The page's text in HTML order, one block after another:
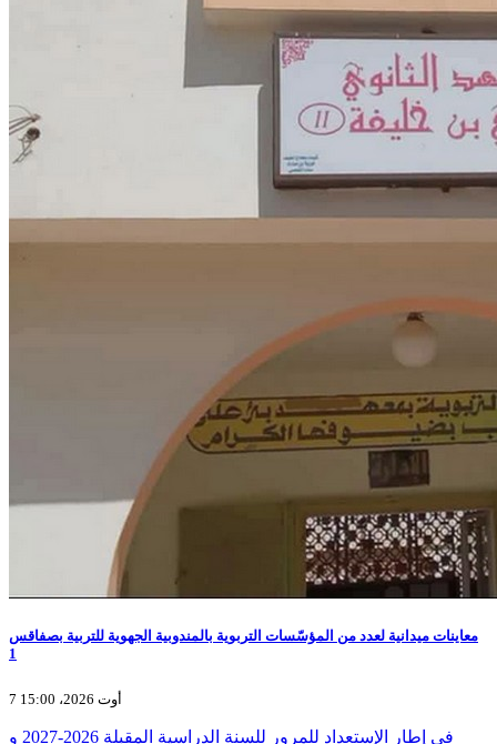
معاينات ميدانية لعدد من المؤسّسات التربوية بالمندوبية الجهوية للتربية بصفاقس
1
7 أوت 2026، 15:00
في إطار الإستعداد للمرور للسنة الدراسية المقبلة 2026-2027 و